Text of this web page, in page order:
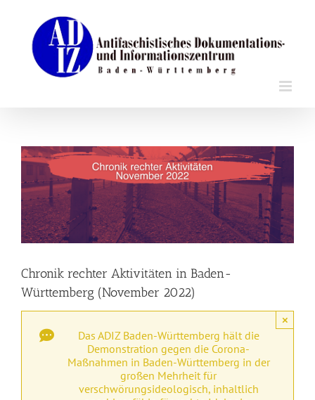
springen
Zeige
grösseres
Bild
Chronik rechter Aktivitäten in Baden-
Württemberg (November 2022)
Das ADIZ Baden-Württemberg hält die
Demonstration gegen die Corona-
Maßnahmen in Baden-Württemberg in der
großen Mehrheit für
verschwörungsideologisch, inhaltlich
×